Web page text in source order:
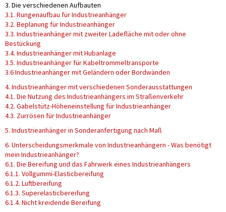
3. Die verschiedenen Aufbauten
3.1. Rungenaufbau für Industrieanhänger
3.2. Beplanung für Industrieanhänger
3.3. Industrieanhänger mit zweiter Ladefläche mit oder ohne
Bestückung
3.4. Industrieanhänger mit Hubanlage
3.5. Industrieanhänger für Kabeltrommeltransporte
3.6 Industrieanhänger mit Geländern oder Bordwänden
4. Industrieanhänger mit verschiedenen Sonderausstattungen
4.1. Die Nutzung des Industrieanhängers im Straßenverkehr
4.2. Gabelstütz-Höheneinstellung für Industrieanhänger
4.3. Zurrösen für Industrieanhänger
5. Industrieanhänger in Sonderanfertigung nach Maß
6. Unterscheidungsmerkmale von Industrieanhängern - Was benötigt
mein Industrieanhänger?
6.1. Die Bereifung und das Fahrwerk eines Industrieanhängers
6.1.1. Vollgummi-Elasticbereifung
6.1.2. Luftbereifung
6.1.3. Superelasticbereifung
6.1.4. Nicht kreidende Bereifung